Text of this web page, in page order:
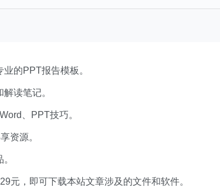
的PPT报告模板。
读笔记。
、PPT技巧。
资源。
元，即可下载本站文章涉及的文件和软件。